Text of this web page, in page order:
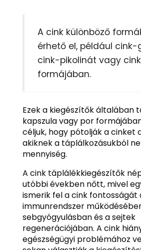
A cink különböző
érhető el, például cink-
cink-pikolinát vagy
formájában.
Ezek a kiegészítők általában
kapszula vagy por
céljuk, hogy pótolják a cinket
akiknek a táplálkozásukból
mennyiség.
A cink táplálékkiegészítők
utóbbi években nőtt, mivel
ismerik fel a cink fontosságát
immunrendszer
sebgyógyulásban és a sejtek
regenerációjában. A cink
egészségügyi problémához